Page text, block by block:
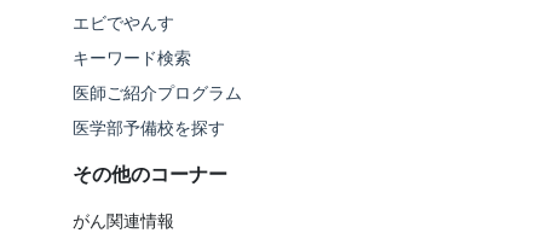
エビでやんす
キーワード検索
医師ご紹介プログラム
医学部予備校を探す
その他のコーナー
がん関連情報